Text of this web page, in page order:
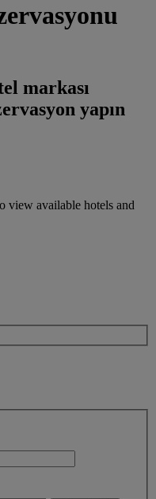
markası
yapın
view available hotels and